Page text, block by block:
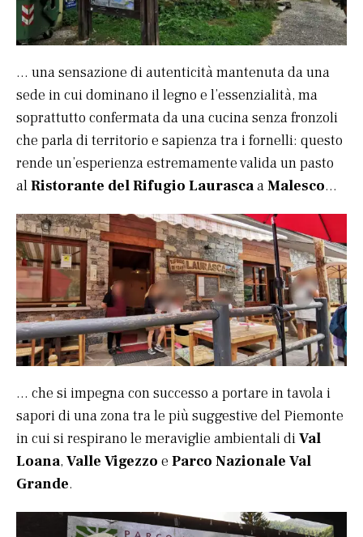
… una sensazione di autenticità mantenuta da una
sede in cui dominano il legno e l’essenzialità, ma
soprattutto confermata da una cucina senza fronzoli
che parla di territorio e sapienza tra i fornelli: questo
rende un’esperienza estremamente valida un pasto
alRistorante del Rifugio LaurascaaMalesco…
… che si impegna con successo a portare in tavola i
sapori di una zona tra le più suggestive del Piemonte
in cui si respirano le meraviglie ambientali diVal
Loana, Valle Vigezzo e Parco Nazionale Val
Grande.